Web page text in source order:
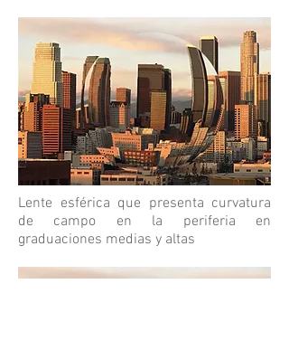
Lente esférica que presenta curvatura
de campo en la periferia en
graduaciones medias y altas